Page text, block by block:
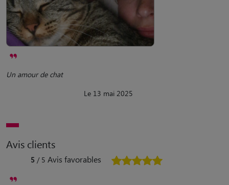
Un amour de chat
Le 13 mai 2025
Avis clients
5 / 5 Avis favorables